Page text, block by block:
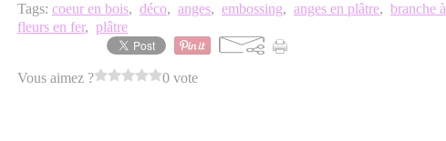
Tags: coeur en bois, déco, anges, embossing, anges en plâtre, branche à
fleurs en fer, plâtre
Vous aimez ? 0 vote